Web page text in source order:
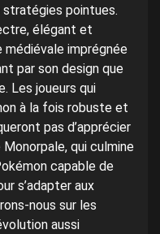
pointues.
élégant et
médiévale imprégnée
par son design que
Les joueurs qui
à la fois robuste et
pas d’apprécier
qui culmine
capable de
s’adapter aux
nous sur les
aussi